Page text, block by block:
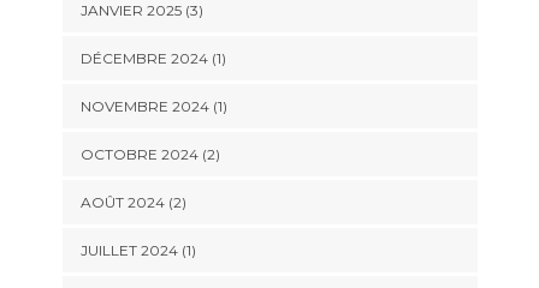
JANVIER 2025(3)
DÉCEMBRE 2024(1)
NOVEMBRE 2024(1)
OCTOBRE 2024(2)
AOÛT 2024(2)
JUILLET 2024(1)